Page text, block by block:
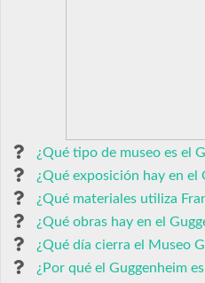
¿Qué tipo de museo es el
¿Qué exposición hay en el
¿Qué materiales utiliza
¿Qué obras hay en el
¿Qué día cierra el Museo
¿Por qué el Guggenheim